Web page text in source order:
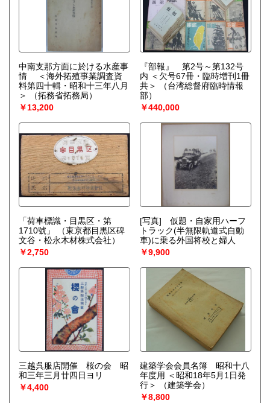
中南支那方面に於ける水産事
情 ＜海外拓殖事業調査資
料第四十輯・昭和十三年八月
＞
（拓務省拓務局）
￥13,200
『部報』 第2号～第132号
内 ＜欠号67冊・臨時増刊1冊
共＞
（台湾総督府臨時情報
部）
￥440,000
「荷車標識・目黒区・第
1710號」
（東京都目黒区碑
文谷・松永木材株式会社）
￥2,750
[写真] 仮題・自家用ハーフ
トラック(半無限軌道式自動
車)に乗る外国将校と婦人
￥9,900
三越呉服店開催 桜の会 昭
和三年三月廿四日ヨリ
￥4,400
建築学会会員名簿 昭和十八
年度用 ＜昭和18年5月1日発
行＞
（建築学会）
￥8,800